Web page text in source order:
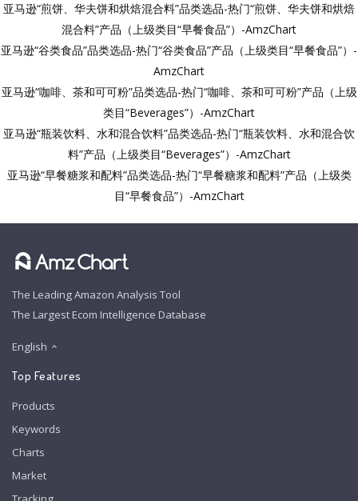
亚马逊“煎饼、华夫饼和烘焙混合料”品类选品-热门“煎饼、华夫饼和烘焙
混合料”产品（上级类目“早餐食品”）-AmzChart
亚马逊“谷类食品”品类选品-热门“谷类食品”产品（上级类目“早餐食品”）-
AmzChart
亚马逊“咖啡、茶和可可粉”品类选品-热门“咖啡、茶和可可粉”产品（上级
类目“Beverages”）-AmzChart
亚马逊“瓶装饮料、水和混合饮料”品类选品-热门“瓶装饮料、水和混合饮
料”产品（上级类目“Beverages”）-AmzChart
亚马逊“早餐糖浆和配料”品类选品-热门“早餐糖浆和配料”产品（上级类
目“早餐食品”）-AmzChart
The Leading Amazon Analysis Tool
The Largest Ecom Intelligence Database
English
Top Features
Products
Keywords
Charts
Market